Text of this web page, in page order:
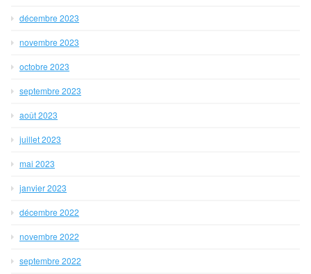
décembre 2023
novembre 2023
octobre 2023
septembre 2023
août 2023
juillet 2023
mai 2023
janvier 2023
décembre 2022
novembre 2022
septembre 2022